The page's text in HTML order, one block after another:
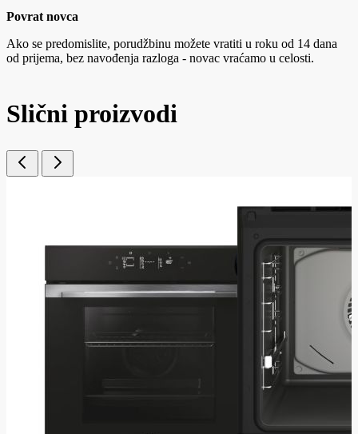
Povrat novca
Ako se predomislite, porudžbinu možete vratiti u roku od 14 dana
od prijema, bez navođenja razloga - novac vraćamo u celosti.
Slični proizvodi